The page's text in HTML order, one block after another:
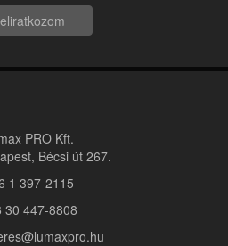
PRO Kft.
Bécsi út 267.
1 397-2115
30 447-8808